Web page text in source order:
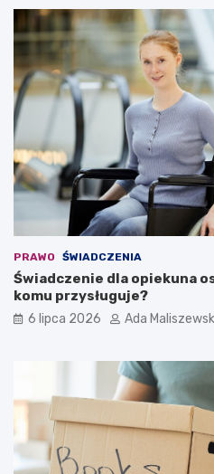
PRAWO ŚWIADCZENIA
Świadczenie dla opiekuna
komu przysługuje?
6 lipca 2026 Ada